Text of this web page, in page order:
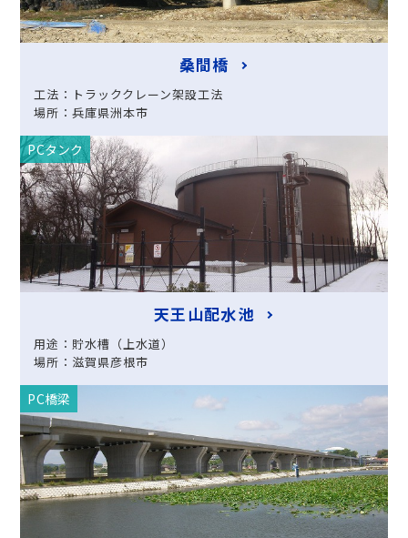
桑間橋
工法：トラッククレーン架設工法
場所：兵庫県洲本市
PCタンク
天王山配水池
用途：貯水槽（上水道）
場所：滋賀県彦根市
PC橋梁